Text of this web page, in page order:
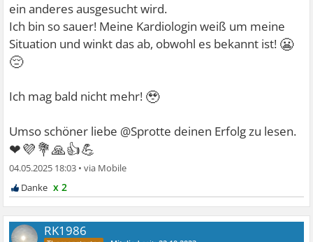
ein anderes ausgesucht wird.
Ich bin so sauer! Meine Kardiologin weiß um meine
Situation und winkt das ab, obwohl es bekannt ist! 😬
😔
Ich mag bald nicht mehr! 🥹
Umso schöner liebe @Sprotte deinen Erfolg zu lesen.
❤💜💐🙏👍💪
04.05.2025 18:03 •
x 2
RK1986